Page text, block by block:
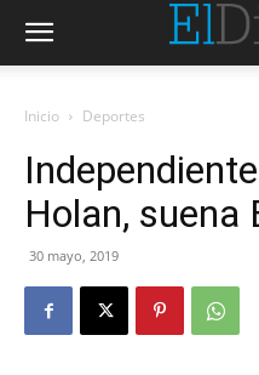
Inicio Deportes
Holan, suena
30 mayo, 2019